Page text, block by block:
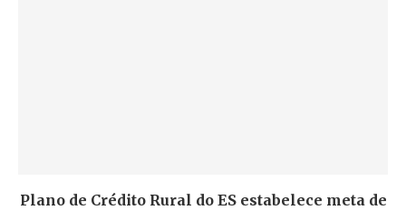
Plano de Crédito Rural do ES estabelece meta de